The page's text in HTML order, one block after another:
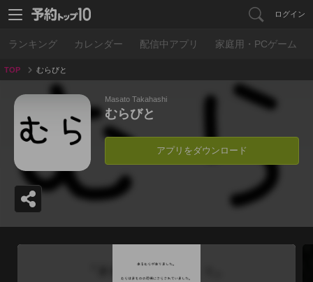
ログイン
ランキング カレンダー 配信中アプリ 家庭用・PCゲーム
TOP むらびと
Masato Takahashi
むらびと
アプリをダウンロード